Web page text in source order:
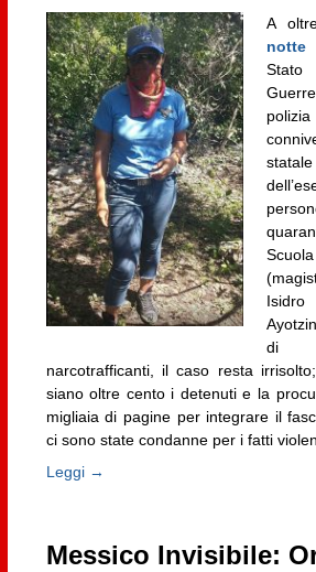
A
di
narcotrafficanti, il caso resta
siano oltre cento i detenuti e la
migliaia di pagine per integrare il
ci sono state condanne per i fatti
Leggi →
Messico Invisibile: